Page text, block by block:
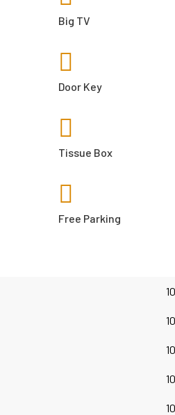
Big TV
Door Key
Tissue Box
Free Parking